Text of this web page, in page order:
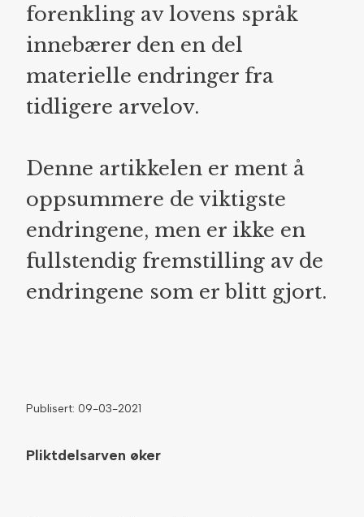
forenkling av lovens språk
innebærer den en del
materielle endringer fra
tidligere arvelov.
Denne artikkelen er ment å
oppsummere de viktigste
endringene, men er ikke en
fullstendig fremstilling av de
endringene som er blitt gjort.
Publisert: 09-03-2021
Pliktdelsarven øker